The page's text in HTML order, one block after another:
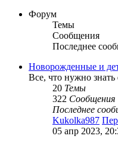
Форум
Темы
Сообщения
Последнее
Новорожденные и
Все, что нужно
20 Темы
322 Сообщения
Последнее
Kukolka987
05 апр 2023,